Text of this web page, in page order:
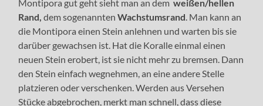
Montipora gut geht sieht man an demweißen/hellen
Rand,dem sogenannten Wachstumsrand. Man kann an
die Montipora einen Stein anlehnen und warten bis sie
darüber gewachsen ist. Hat die Koralle einmal einen
neuen Stein erobert, ist sie nicht mehr zu bremsen. Dann
den Stein einfach wegnehmen, an eine andere Stelle
platzieren oder verschenken. Werden aus Versehen
Stücke abgebrochen, merkt man schnell, dass diese